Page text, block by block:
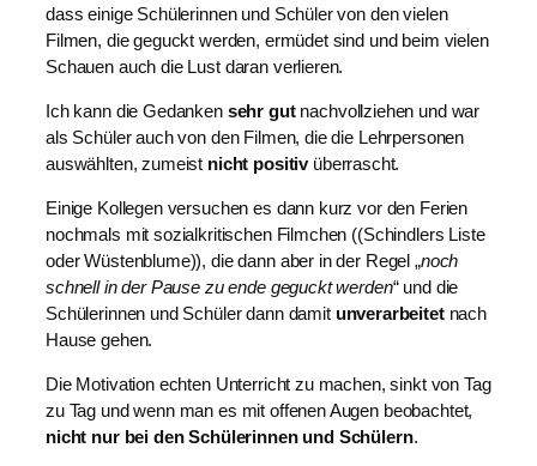
dass einige Schülerinnen und Schüler von den vielen
Filmen, die geguckt werden, ermüdet sind und beim vielen
Schauen auch die Lust daran verlieren.
Ich kann die Gedanken sehr gutnachvollziehen und war
als Schüler auch von den Filmen, die die Lehrpersonen
auswählten, zumeist nicht positivüberrascht.
Einige Kollegen versuchen es dann kurz vor den Ferien
nochmals mit sozialkritischen Filmchen ((Schindlers Liste
oder Wüstenblume)), die dann aber in der Regel „noch
schnell in der Pause zu ende geguckt werden“ und die
Schülerinnen und Schüler dann damit unverarbeitetnach
Hause gehen.
Die Motivation echten Unterricht zu machen, sinkt von Tag
zu Tag und wenn man es mit offenen Augen beobachtet,
nicht nur bei den Schülerinnen und Schülern.